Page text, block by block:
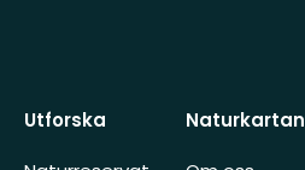
Utforska
Naturkartan